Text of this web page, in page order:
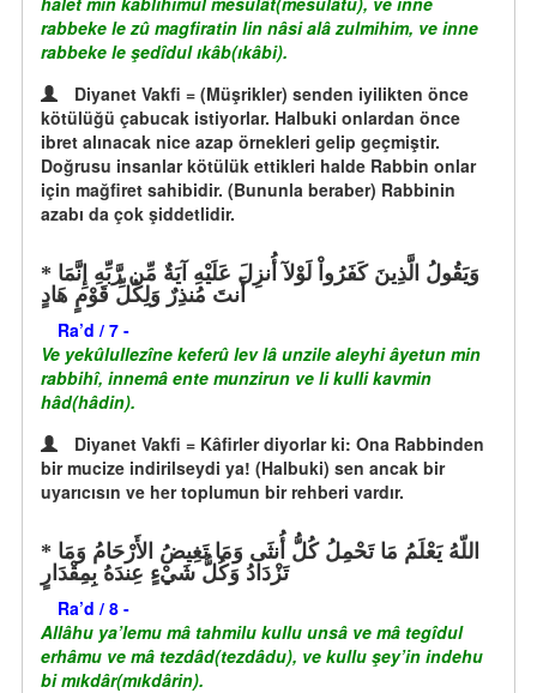
rabbeke le zû magfiratin lin nâsi alâ zulmihim, ve inne
rabbeke le şedîdul ıkâb(ıkâbi).
Diyanet Vakfi = (Müşrikler) senden iyilikten önce
kötülüğü çabucak istiyorlar. Halbuki onlardan önce
ibret alınacak nice azap örnekleri gelip geçmiştir.
Doğrusu insanlar kötülük ettikleri halde Rabbin onlar
için mağfiret sahibidir. (Bununla beraber) Rabbinin
azabı da çok şiddetlidir.
أَنتَ مُنذِرٌ وَلِكُلِّ قَوْمٍ هَادٍ
Ra’d / 7 -
Ve yekûlullezîne keferû lev lâ unzile aleyhi âyetun min
rabbihî, innemâ ente munzirun ve li kulli kavmin
hâd(hâdin).
Diyanet Vakfi = Kâfirler diyorlar ki: Ona Rabbinden
bir mucize indirilseydi ya! (Halbuki) sen ancak bir
uyarıcısın ve her toplumun bir rehberi vardır.
تَزْدَادُ وَكُلُّ شَيْءٍ عِندَهُ بِمِقْدَارٍ
Ra’d / 8 -
Allâhu ya’lemu mâ tahmilu kullu unsâ ve mâ tegîdul
erhâmu ve mâ tezdâd(tezdâdu), ve kullu şey’in indehu
bi mıkdâr(mıkdârin).